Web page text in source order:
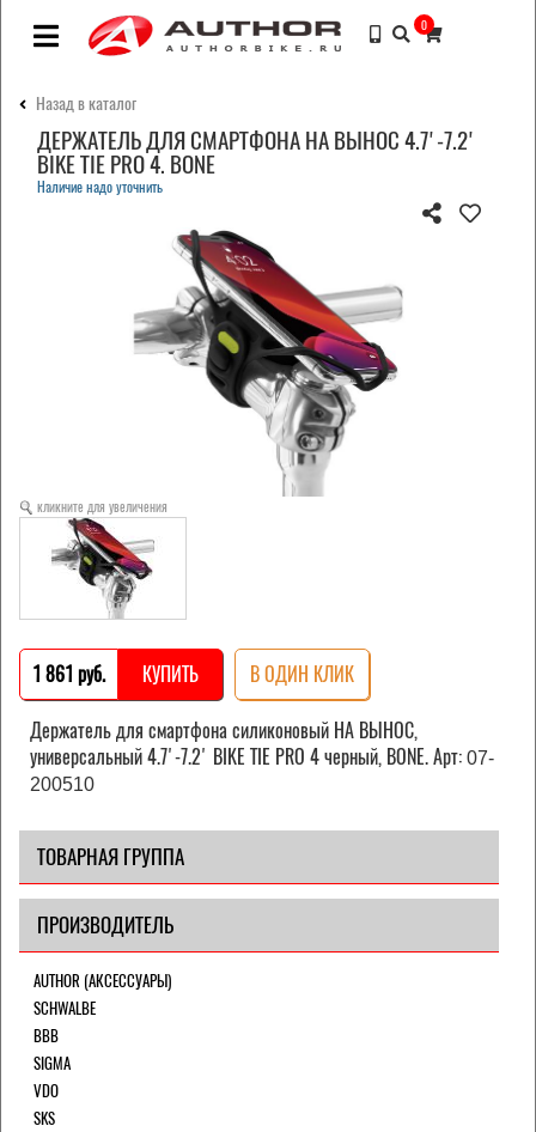
0
Назад в каталог
ДЕРЖАТЕЛЬ ДЛЯ СМАРТФОНА НА ВЫНОС 4.7'-7.2'
BIKE TIE PRO 4. BONE
Наличие надо уточнить
кликните для увеличения
1 861 pуб. КУПИТЬ В ОДИН КЛИК
Держатель для смартфона силиконовый НА ВЫНОС,
универсальный 4.7'-7.2' BIKE TIE PRO 4 черный, BONE. Арт: 07-
200510
ТОВАРНАЯ ГРУППА
ПРОИЗВОДИТЕЛЬ
AUTHOR (АКСЕССУАРЫ)
SCHWALBE
BBB
SIGMA
VDO
SKS